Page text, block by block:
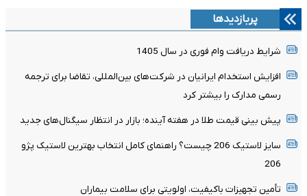
پربازدیدها
شرایط دریافت وام فوری در سال 1405
افزایش استخدام ایرانیان در شرکت‌های بین‌المللی، تقاضا برای ترجمه
رسمی مدارک را بیشتر کرد
پیش بینی قیمت طلا در هفته آینده؛ بازار در انتظار سیگنال‌های جدید
سایز لاستیک 206 چیست؟ راهنمای کامل انتخاب بهترین لاستیک پژو
206
تأمین تجهیزات باکیفیت، اولویتی برای سلامت بیماران